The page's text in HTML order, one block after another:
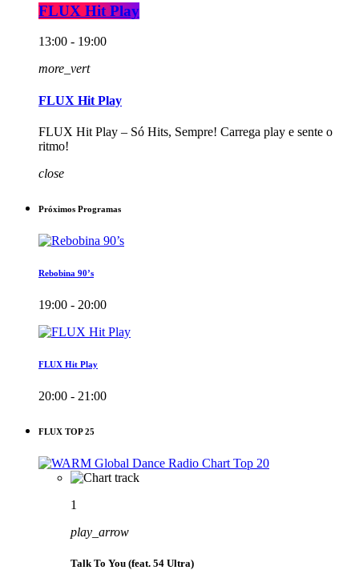
FLUX Hit Play
13:00 - 19:00
more_vert
FLUX Hit Play
FLUX Hit Play – Só Hits, Sempre! Carrega play e sente o
ritmo!
close
Próximos Programas
Rebobina 90’s
19:00 - 20:00
FLUX Hit Play
20:00 - 21:00
FLUX TOP 25
1
play_arrow
Talk To You (feat. 54 Ultra)